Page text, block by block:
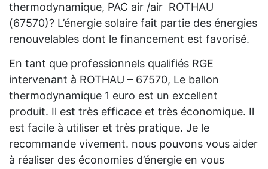
thermodynamique, PAC air /air ROTHAU
(67570)? L’énergie solaire fait partie des énergies
renouvelables dont le financement est favorisé.
En tant que professionnels qualifiés RGE
intervenant à ROTHAU – 67570, Le ballon
thermodynamique 1 euro est un excellent
produit. Il est très efficace et très économique. Il
est facile à utiliser et très pratique. Je le
recommande vivement. nous pouvons vous aider
à réaliser des économies d’énergie en vous